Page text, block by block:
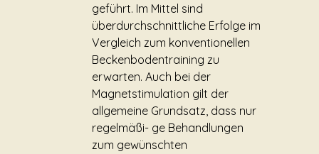
geführt. Im Mittel sind
überdurchschnittliche Erfolge im
Vergleich zum konventionellen
Beckenbodentraining zu
erwarten. Auch bei der
Magnetstimulation gilt der
allgemeine Grundsatz, dass nur
regelmäßi- ge Behandlungen
zum gewünschten